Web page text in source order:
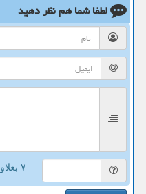
لطفا شما همنظر دهید
= ۷ بعلاوه ۳